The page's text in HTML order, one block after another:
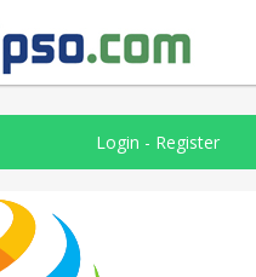
Login - Register